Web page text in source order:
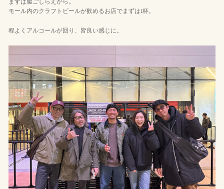
まずは腹ごしらえから。
モール内のクラフトビールが飲めるお店でまずは1杯。
程よくアルコールが回り、皆良い感じに。